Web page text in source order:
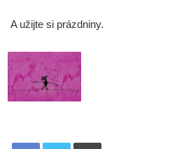
A užijte si prázdniny.
Tisknout